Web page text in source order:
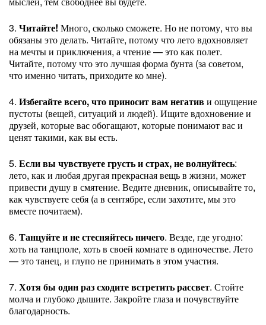
3. Читайте! Много, сколько сможете. Но не потому, что вы
обязаны это делать. Читайте, потому что лето вдохновляет
на мечты и приключения, а чтение — это как полет.
Читайте, потому что это лучшая форма бунта (за советом,
что именно читать, приходите ко мне).
4. Избегайте всего, что приносит вам негативи ощущение
пустоты (вещей, ситуаций и людей). Ищите вдохновение и
друзей, которые вас обогащают, которые понимают вас и
ценят такими, как вы есть.
5. Если вы чувствуете грусть и страх, не волнуйтесь:
лето, как и любая другая прекрасная вещь в жизни, может
привести душу в смятение. Ведите дневник, описывайте то,
как чувствуете себя (а в сентябре, если захотите, мы это
вместе почитаем).
6. Танцуйте и не стесняйтесь ничего. Везде, где угодно:
хоть на танцполе, хоть в своей комнате в одиночестве. Лето
— это танец, и глупо не принимать в этом участия.
7. Хотя бы один раз сходите встретить рассвет. Стойте
молча и глубоко дышите. Закройте глаза и почувствуйте
благодарность.